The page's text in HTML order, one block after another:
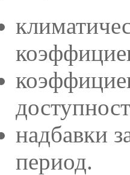
надбавки
период.